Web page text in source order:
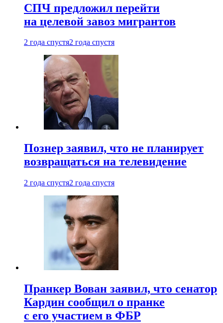
СПЧ предложил перейти
на целевой завоз мигрантов
2 года спустя2 года спустя
Познер заявил, что не планирует
возвращаться на телевидение
2 года спустя2 года спустя
Пранкер Вован заявил, что сенатор
Кардин сообщил о пранке
с его участием в ФБР